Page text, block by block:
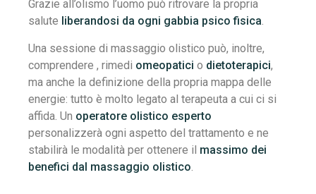
Grazie all’olismo l’uomo può ritrovare la propria
salute liberandosi da ogni gabbia psico fisica.
Una sessione di massaggio olistico può, inoltre,
comprendere , rimedi omeopatici o dietoterapici,
ma anche la definizione della propria mappa delle
energie: tutto è molto legato al terapeuta a cui ci si
affida. Un operatore olistico esperto
personalizzerà ogni aspetto del trattamento e ne
stabilirà le modalità per ottenere il massimo dei
benefici dal massaggio olistico